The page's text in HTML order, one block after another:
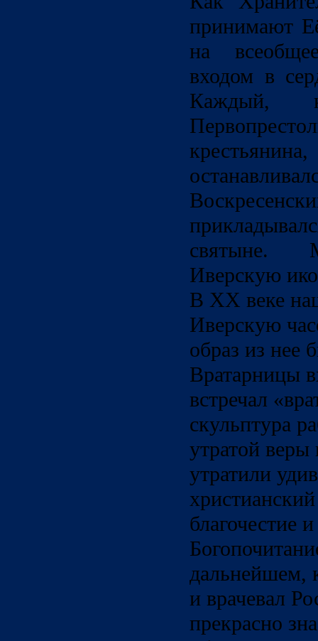
принимают
на
входом в
Каждый,
святыне.
Иверскую
В XX веке н
Иверскую
образ из нее
Вратарницы
встречал
скульптура
утратой
утратили
благочестие
дальнейшем,
и врачевал
прекрасно